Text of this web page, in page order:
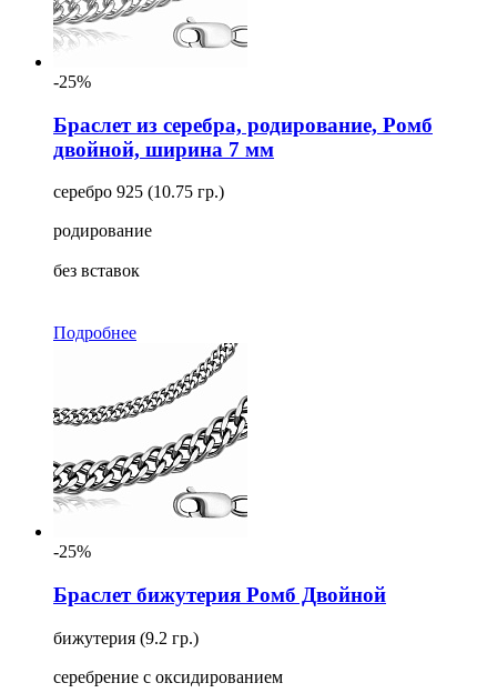
-25%
Браслет из серебра, родирование, Ромб
двойной, ширина 7 мм
серебро 925 (10.75 гр.)
родирование
без вставок
Подробнее
-25%
Браслет бижутерия Ромб Двойной
бижутерия (9.2 гр.)
серебрение с оксидированием